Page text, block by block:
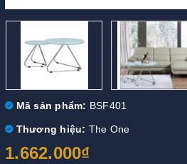
Mã sản phẩm: BSF401
Thương hiệu: The One
1.662.000₫